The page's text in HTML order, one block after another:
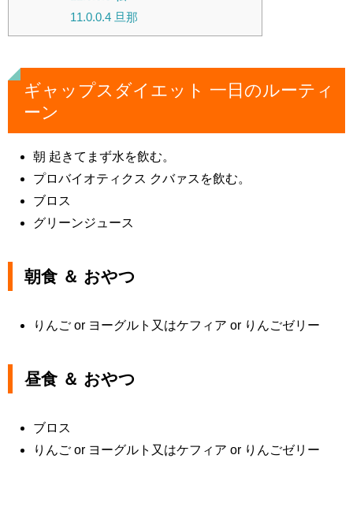
11.0.0.4 旦那
ギャップスダイエット 一日のルーティ
ーン
朝 起きてまず水を飲む。
プロバイオティクス クバァスを飲む。
ブロス
グリーンジュース
朝食 ＆ おやつ
りんご or ヨーグルト又はケフィア or りんごゼリー
昼食 ＆ おやつ
ブロス
りんご or ヨーグルト又はケフィア or りんごゼリー